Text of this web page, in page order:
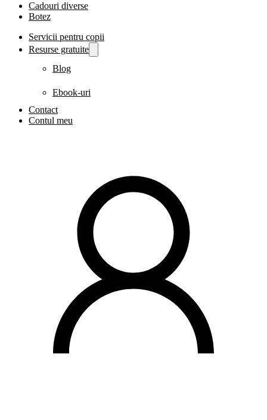
Cadouri diverse
Botez
Servicii pentru copii
Resurse gratuite
Blog
Ebook-uri
Contact
Contul meu